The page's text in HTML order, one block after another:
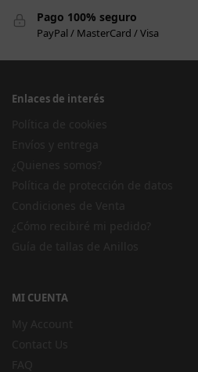
Pago 100% seguro
PayPal / MasterCard / Visa
Enlaces de interés
MI CUENTA